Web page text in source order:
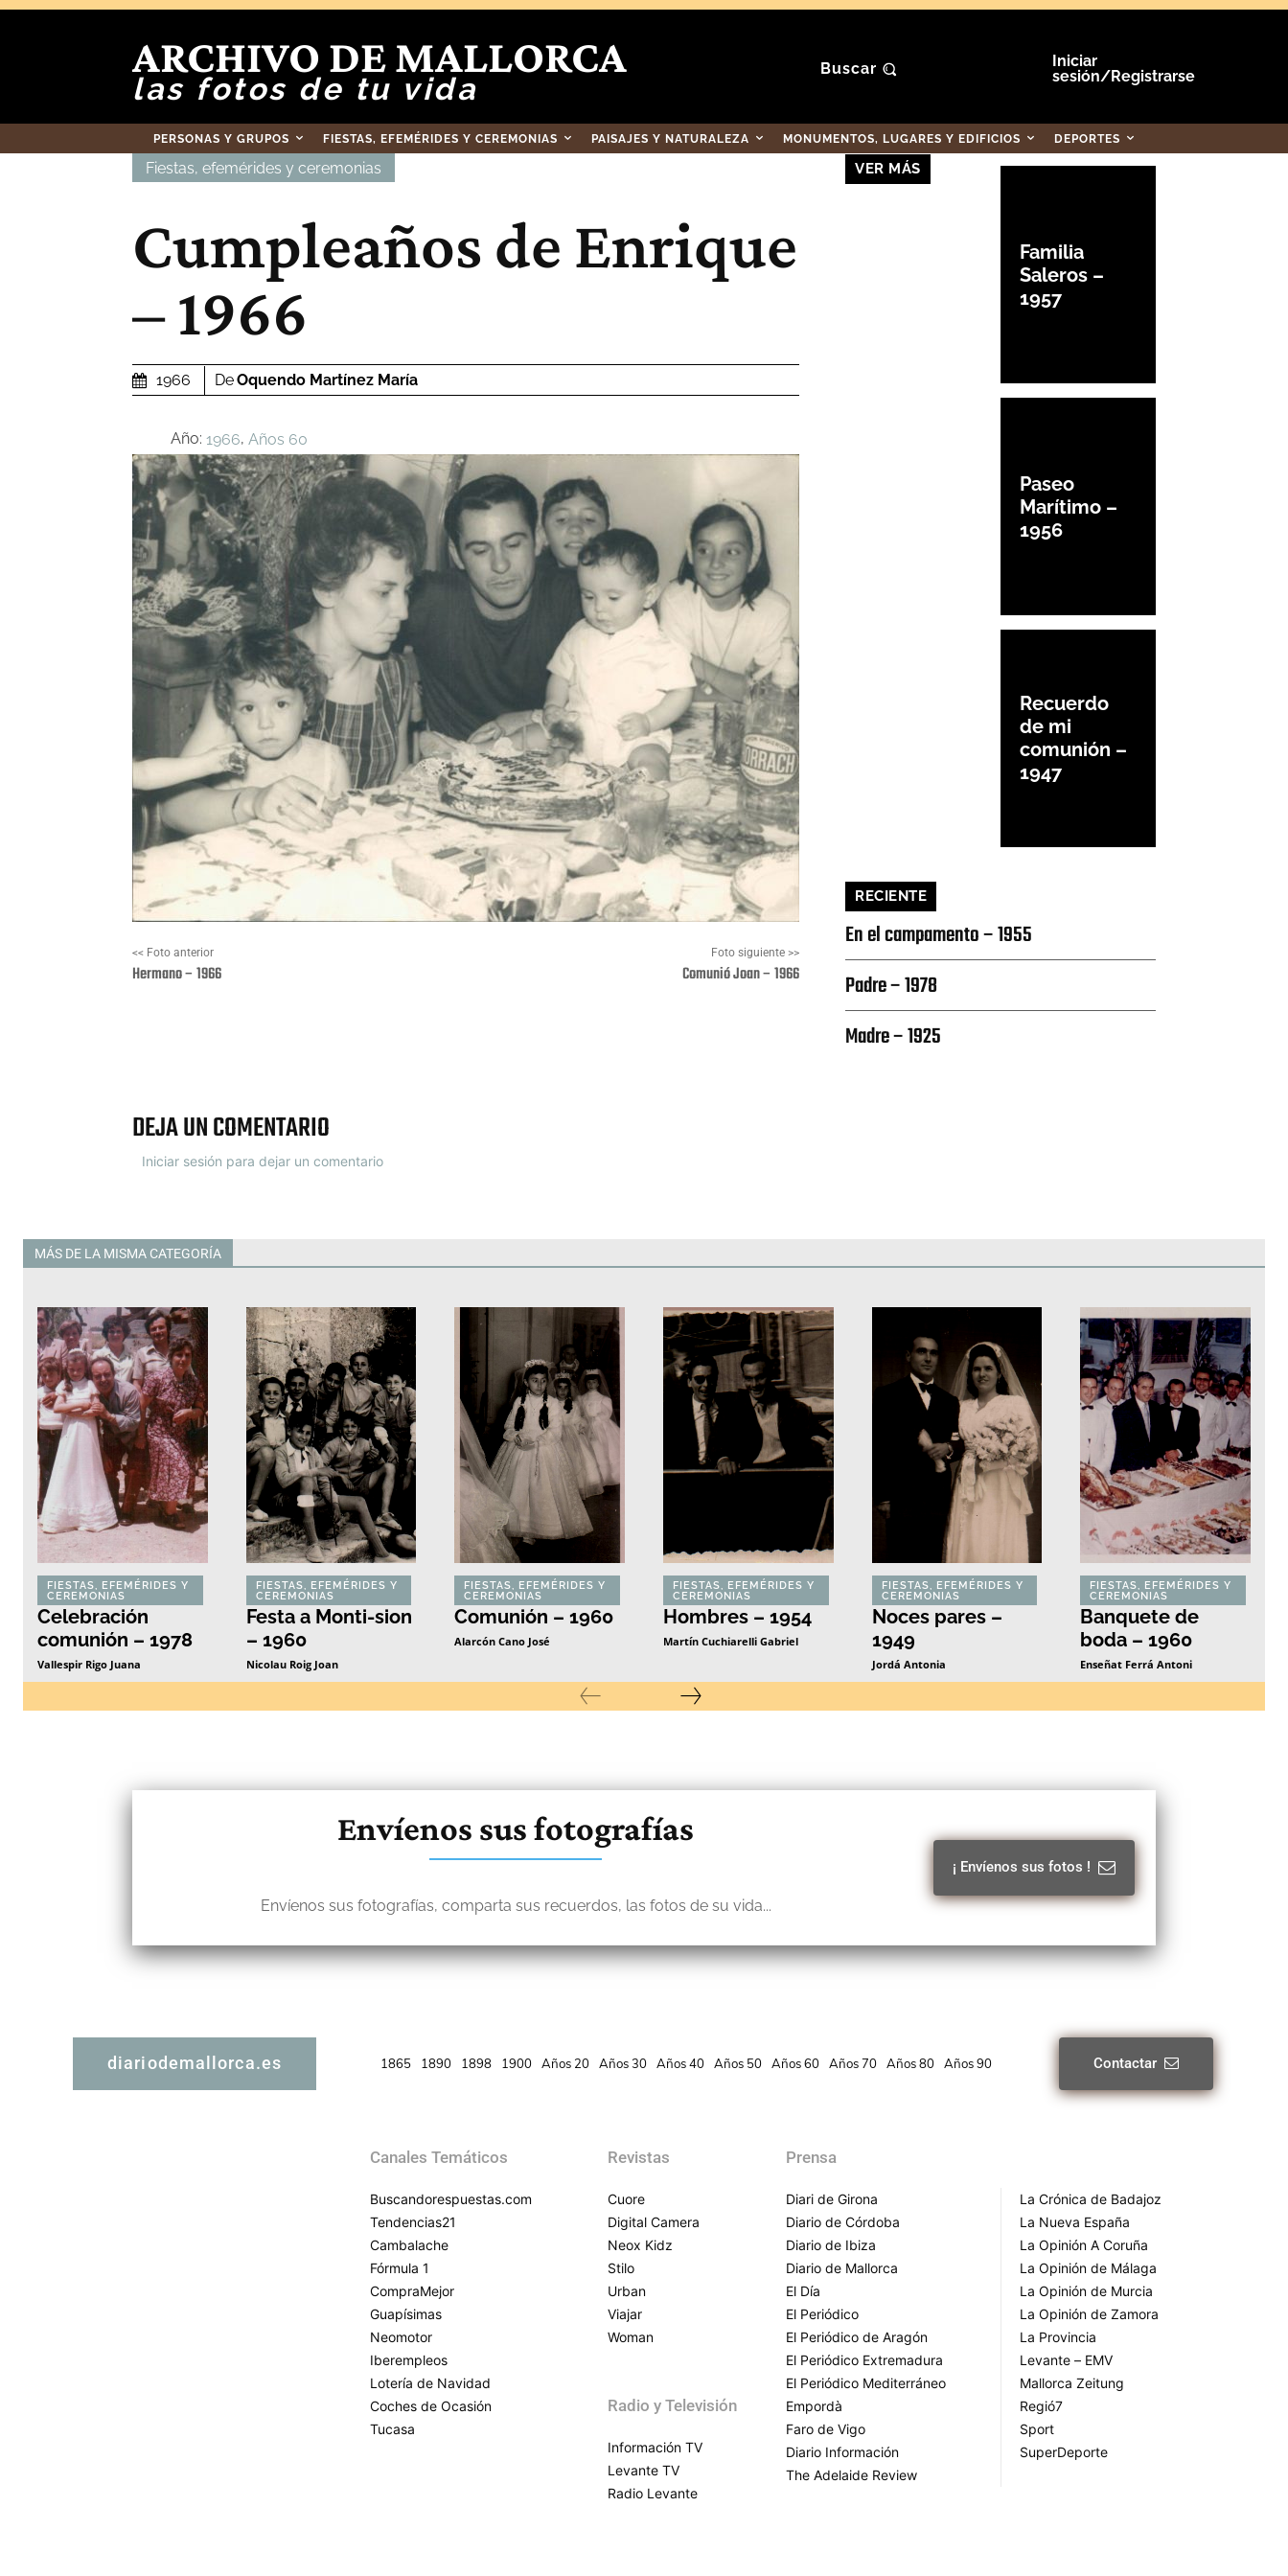
ARCHIVO DE MALLORCA
las fotos de tu vida
Buscar
Iniciar
sesión/Registrarse
PERSONAS Y GRUPOS FIESTAS, EFEMÉRIDES Y CEREMONIAS PAISAJES Y NATURALEZA MONUMENTOS, LUGARES Y EDIFICIOS DEPORTES
Fiestas, efemérides y ceremonias
Cumpleaños de Enrique
– 1966
1966 DeOquendo Martínez María
Año: 1966, Años 60
<< Foto anterior
Hermano – 1966
Foto siguiente >>
Comunió Joan – 1966
DEJA UN COMENTARIO
Iniciar sesión para dejar un comentario
VER MÁS
Familia
Saleros –
1957
Paseo
Marítimo –
1956
Recuerdo
de mi
comunión –
1947
RECIENTE
En el campamento – 1955
Padre – 1978
Madre – 1925
MÁS DE LA MISMA CATEGORÍA
FIESTAS, EFEMÉRIDES Y
CEREMONIAS
Celebración
comunión – 1978
Vallespir Rigo Juana
FIESTAS, EFEMÉRIDES Y
CEREMONIAS
Festa a Monti-sion
– 1960
Nicolau Roig Joan
FIESTAS, EFEMÉRIDES Y
CEREMONIAS
Comunión – 1960
Alarcón Cano José
FIESTAS, EFEMÉRIDES Y
CEREMONIAS
Hombres – 1954
Martín Cuchiarelli Gabriel
FIESTAS, EFEMÉRIDES Y
CEREMONIAS
Noces pares –
1949
Jordá Antonia
FIESTAS, EFEMÉRIDES Y
CEREMONIAS
Banquete de
boda – 1960
Enseñat Ferrá Antoni
Envíenos sus fotografías
Envíenos sus fotografías, comparta sus recuerdos, las fotos de su vida...
¡ Envíenos sus fotos !
diariodemallorca.es 1865 1890 1898 1900 Años 20 Años 30 Años 40 Años 50 Años 60 Años 70 Años 80 Años 90 Contactar
Canales Temáticos
Buscandorespuestas.com
Tendencias21
Cambalache
Fórmula 1
CompraMejor
Guapísimas
Neomotor
Iberempleos
Lotería de Navidad
Coches de Ocasión
Tucasa
Revistas
Cuore
Digital Camera
Neox Kidz
Stilo
Urban
Viajar
Woman
Radio y Televisión
Información TV
Levante TV
Radio Levante
Prensa
Diari de Girona
Diario de Córdoba
Diario de Ibiza
Diario de Mallorca
El Día
El Periódico
El Periódico de Aragón
El Periódico Extremadura
El Periódico Mediterráneo
Empordà
Faro de Vigo
Diario Información
The Adelaide Review
La Crónica de Badajoz
La Nueva España
La Opinión A Coruña
La Opinión de Málaga
La Opinión de Murcia
La Opinión de Zamora
La Provincia
Levante – EMV
Mallorca Zeitung
Regió7
Sport
SuperDeporte